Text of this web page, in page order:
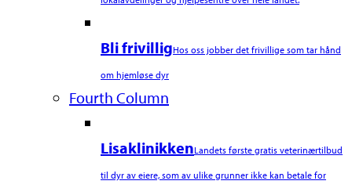
Bli frivilligHos oss jobber det frivillige som tar hånd
om hjemløse dyr
Fourth Column
LisaklinikkenLandets første gratis veterinærtilbud
til dyr av eiere, som av ulike grunner ikke kan betale for